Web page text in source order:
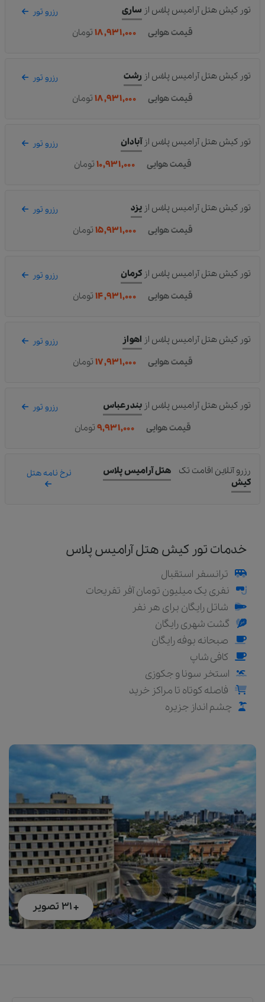
خدمات تور کیش هتل آرامیس پلاس
ترانسفر استقبال
نفری یک میلیون تومان آفر تفریحات
شاتل رایگان برای هر نفر
گشت شهری رایگان
صبحانه بوفه رایگان
کافی شاپ
استخر سونا و جکوزی
فاصله کوتاه تا مراکز خرید
چشم انداز جزیره
+ 31 تصویر
تور کیش هتل آرامیس پلاس از ساری رزرو تور
قیمت هوایی ۱۸,۹۳۱,۰۰۰ تومان
تور کیش هتل آرامیس پلاس از رشت رزرو تور
قیمت هوایی ۱۸,۹۳۱,۰۰۰ تومان
تور کیش هتل آرامیس پلاس ازآبادان رزرو تور
قیمت هوایی ۱۰,۹۳۱,۰۰۰ تومان
تور کیش هتل آرامیس پلاس از یزد رزرو تور
قیمت هوایی ۱۵,۹۳۱,۰۰۰ تومان
تور کیش هتل آرامیس پلاس از کرمان رزرو تور
قیمت هوایی ۱۴,۹۳۱,۰۰۰ تومان
تور کیش هتل آرامیس پلاس از اهواز رزرو تور
قیمت هوایی ۱۷,۹۳۱,۰۰۰ تومان
تور کیش هتل آرامیس پلاس از بندرعباس رزرو تور
قیمت هوایی ۹,۹۳۱,۰۰۰ تومان
رزرو آنلاین اقامت تک
هتل آرامیس پلاس
کیش
نرخ نامه هتل